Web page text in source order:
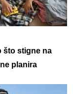
što stigne na
planira